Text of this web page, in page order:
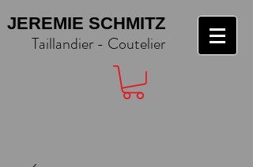
JEREMIE SCHMITZ
Taillandier - Coutelier